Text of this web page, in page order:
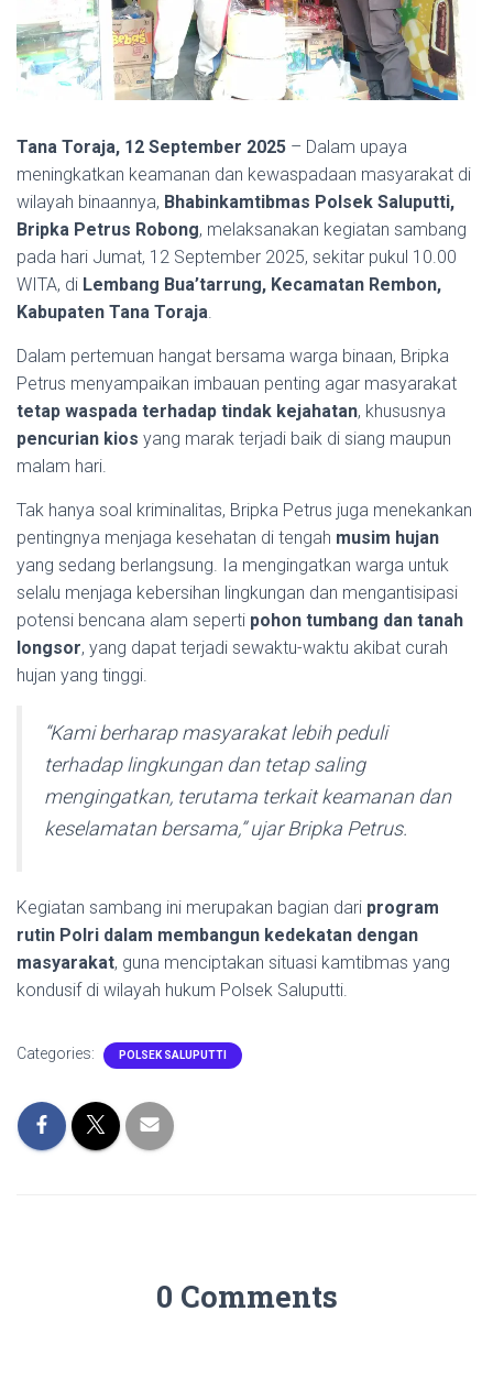
Tana Toraja, 12 September 2025 – Dalam upaya
meningkatkan keamanan dan kewaspadaan masyarakat di
wilayah binaannya, Bhabinkamtibmas Polsek Saluputti,
Bripka Petrus Robong, melaksanakan kegiatan sambang
pada hari Jumat, 12 September 2025, sekitar pukul 10.00
WITA, di Lembang Bua’tarrung, Kecamatan Rembon,
Kabupaten Tana Toraja
Dalam pertemuan hangat bersama warga binaan, Bripka
Petrus menyampaikan imbauan penting agar masyarakat
tetap waspada terhadap tindak kejahatan, khususnya
pencurian kios yang marak terjadi baik di siang maupun
malam hari.
Tak hanya soal kriminalitas, Bripka Petrus juga menekankan
pentingnya menjaga kesehatan di tengah musim hujan
yang sedang berlangsung. Ia mengingatkan warga untuk
selalu menjaga kebersihan lingkungan dan mengantisipasi
potensi bencana alam seperti pohon tumbang dan tanah
longsor, yang dapat terjadi sewaktu-waktu akibat curah
hujan yang tinggi.
“Kami berharap masyarakat lebih peduli
terhadap lingkungan dan tetap saling
mengingatkan, terutama terkait keamanan dan
keselamatan bersama,” ujar Bripka Petrus.
Kegiatan sambang ini merupakan bagian dari program
rutin Polri dalam membangun kedekatan dengan
masyarakat, guna menciptakan situasi kamtibmas yang
kondusif di wilayah hukum Polsek Saluputti.
Categories: POLSEK SALUPUTTI
0 Comments